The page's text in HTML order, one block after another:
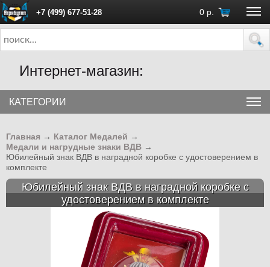
+7 (499) 677-51-28 0 р.
ПН - ПТ с 10:00 до 18:00 (Москва)
Интернет-магазин:
КАТЕГОРИИ
Главная → Каталог Медалей →
Медали и нагрудные знаки ВДВ →
Юбилейный знак ВДВ в наградной коробке с удостоверением в
комплекте
Юбилейный знак ВДВ в наградной коробке с
удостоверением в комплекте